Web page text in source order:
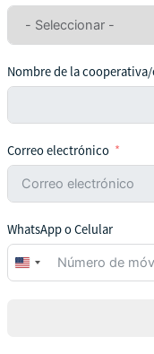
Nombre de la
Correo electrónico
WhatsApp o Celular
United
States